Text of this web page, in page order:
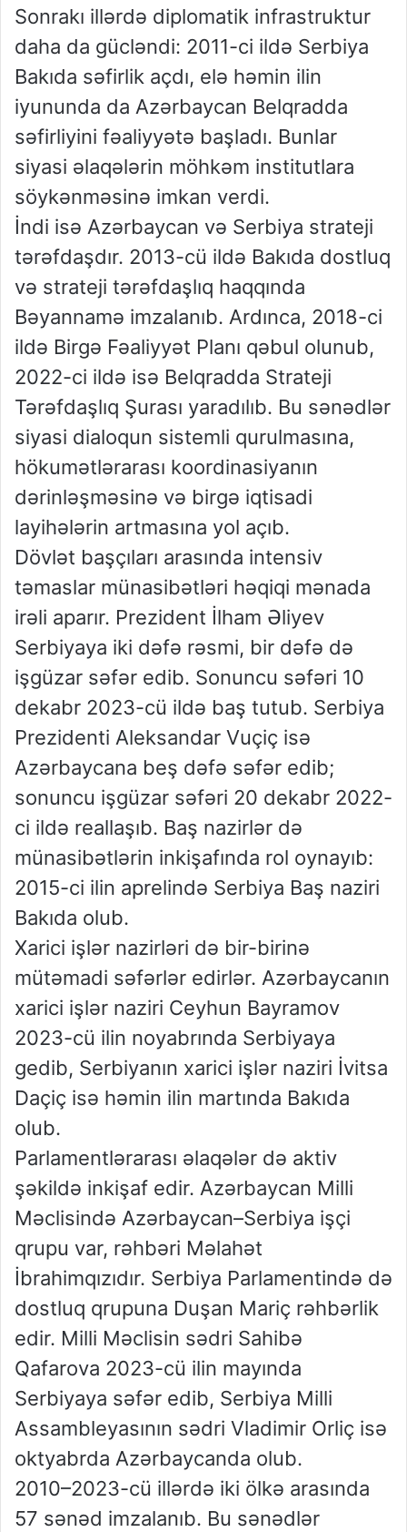
Sonrakı illərdə diplomatik infrastruktur
daha da gücləndi: 2011-ci ildə Serbiya
Bakıda səfirlik açdı, elə həmin ilin
iyununda da Azərbaycan Belqradda
səfirliyini fəaliyyətə başladı. Bunlar
siyasi əlaqələrin möhkəm institutlara
söykənməsinə imkan verdi.
İndi isə Azərbaycan və Serbiya strateji
tərəfdaşdır. 2013-cü ildə Bakıda dostluq
və strateji tərəfdaşlıq haqqında
Bəyannamə imzalanıb. Ardınca, 2018-ci
ildə Birgə Fəaliyyət Planı qəbul olunub,
2022-ci ildə isə Belqradda Strateji
Tərəfdaşlıq Şurası yaradılıb. Bu sənədlər
siyasi dialoqun sistemli qurulmasına,
hökumətlərarası koordinasiyanın
dərinləşməsinə və birgə iqtisadi
layihələrin artmasına yol açıb.
Dövlət başçıları arasında intensiv
təmaslar münasibətləri həqiqi mənada
irəli aparır. Prezident İlham Əliyev
Serbiyaya iki dəfə rəsmi, bir dəfə də
işgüzar səfər edib. Sonuncu səfəri 10
dekabr 2023-cü ildə baş tutub. Serbiya
Prezidenti Aleksandar Vuçiç isə
Azərbaycana beş dəfə səfər edib;
sonuncu işgüzar səfəri 20 dekabr 2022-
ci ildə reallaşıb. Baş nazirlər də
münasibətlərin inkişafında rol oynayıb:
2015-ci ilin aprelində Serbiya Baş naziri
Bakıda olub.
Xarici işlər nazirləri də bir-birinə
mütəmadi səfərlər edirlər. Azərbaycanın
xarici işlər naziri Ceyhun Bayramov
2023-cü ilin noyabrında Serbiyaya
gedib, Serbiyanın xarici işlər naziri İvitsa
Daçiç isə həmin ilin martında Bakıda
olub.
Parlamentlərarası əlaqələr də aktiv
şəkildə inkişaf edir. Azərbaycan Milli
Məclisində Azərbaycan–Serbiya işçi
qrupu var, rəhbəri Məlahət
İbrahimqızıdır. Serbiya Parlamentində də
dostluq qrupuna Duşan Mariç rəhbərlik
edir. Milli Məclisin sədri Sahibə
Qafarova 2023-cü ilin mayında
Serbiyaya səfər edib, Serbiya Milli
Assambleyasının sədri Vladimir Orliç isə
oktyabrda Azərbaycanda olub.
2010–2023-cü illərdə iki ölkə arasında
57 sənəd imzalanıb. Bu sənədlər